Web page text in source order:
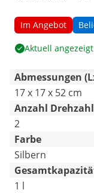
Im Angebot
Aktuell angezeigt
Abmessungen
17 x 17 x 52 cm
Anzahl
2
Farbe
Silbern
1 l